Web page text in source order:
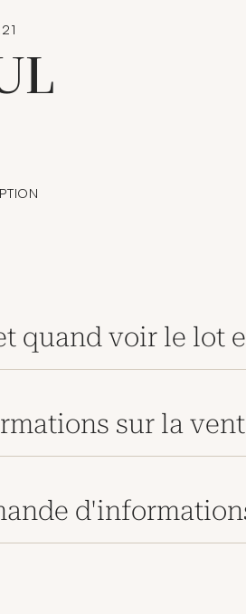
quand voir le lot
sur la